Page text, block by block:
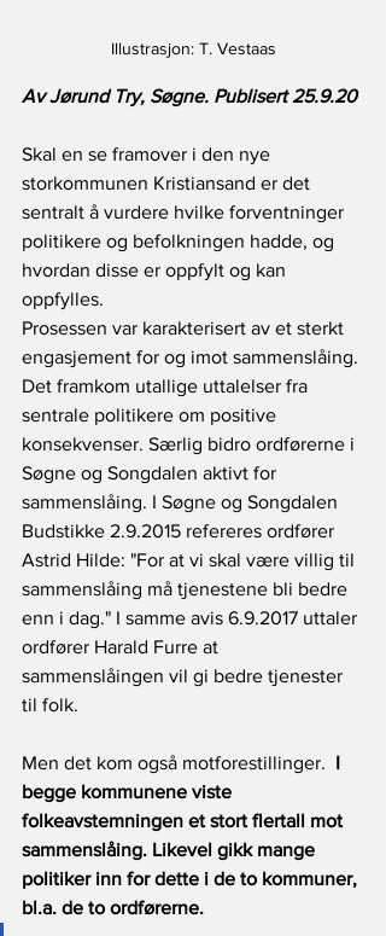
Illustrasjon: T. Vestaas
Av Jørund Try, Søgne. Publisert 25.9.20
Skal en se framover i den nye
storkommunen Kristiansand er det
sentralt å vurdere hvilke forventninger
politikere og befolkningen hadde, og
hvordan disse er oppfylt og kan
oppfylles.
Prosessen var karakterisert av et sterkt
engasjement for og imot sammenslåing.
Det framkom utallige uttalelser fra
sentrale politikere om positive
konsekvenser. Særlig bidro ordførerne i
Søgne og Songdalen aktivt for
sammenslåing. I Søgne og Songdalen
Budstikke 2.9.2015 refereres ordfører
Astrid Hilde: "For at vi skal være villig til
sammenslåing må tjenestene bli bedre
enn i dag." I samme avis 6.9.2017 uttaler
ordfører Harald Furre at
sammenslåingen vil gi bedre tjenester
til folk.
Men det kom også motforestillinger. I
begge kommunene viste
folkeavstemningen et stort flertall mot
sammenslåing. Likevel gikk mange
politiker inn for dette i de to kommuner,
bl.a. de to ordførerne.